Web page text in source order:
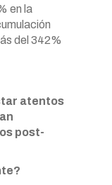
en la
del 342%
atentos
post-